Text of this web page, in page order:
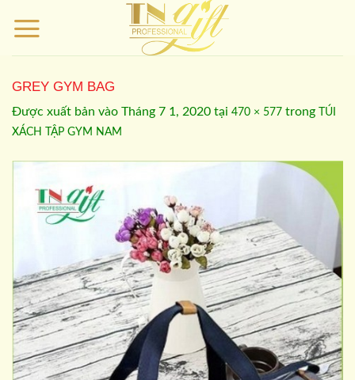
qua
GREY GYM BAG
Được xuất bản vào Tháng 7 1, 2020 tại 470 × 577 trong
TÚI
XÁCH TẬP GYM NAM